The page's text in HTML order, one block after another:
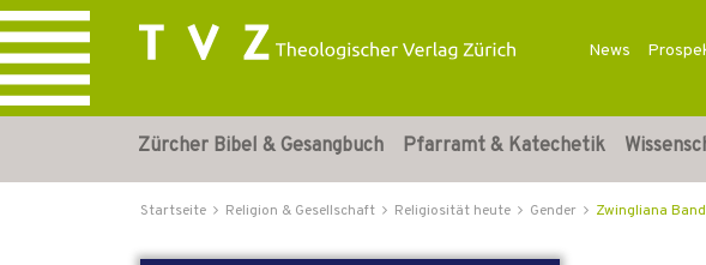
News
Zürcher Bibel & Gesangbuch Pfarramt & Katechetik
Startseite Religion & Gesellschaft Religiosität heute Gender Zwingliana